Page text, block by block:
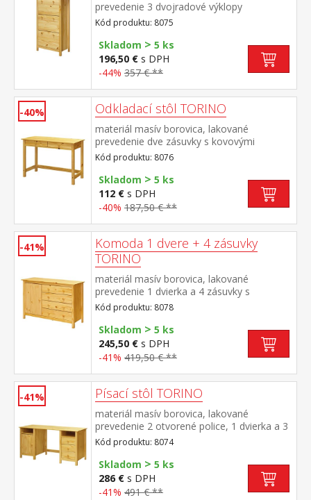
prevedenie 3 dvojradové výklopy
Kód produktu: 8075
Skladom > 5 ks
196,50 € s DPH
-44% 357 € **
-40% Odkladací stôl TORINO
materiál masív borovica, lakované
prevedenie dve zásuvky s kovovými
pojazdmi
Kód produktu: 8076
Skladom > 5 ks
112 € s DPH
-40% 187,50 € **
-41%
Komoda 1 dvere + 4 zásuvky
TORINO
materiál masív borovica, lakované
prevedenie 1 dvierka a 4 zásuvky s
kovovými pojazdmi
Kód produktu: 8078
Skladom > 5 ks
245,50 € s DPH
-41% 419,50 € **
-41% Písací stôl TORINO
materiál masív borovica, lakované
prevedenie 2 otvorené police, 1 dvierka a 3
zásuvky s kovovými pojazdmi výsuv nie je
súčasťou dodávky k stolu je možné dokúpiť
výsuvnú dosku na klávesnicu 8840
Kód produktu: 8074
Skladom > 5 ks
286 € s DPH
-41% 491 € **